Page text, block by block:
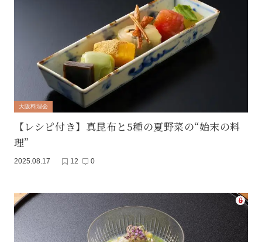
大阪料理会
【レシピ付き】真昆布と5種の夏野菜の“始末の料
理”
2025.08.17 12 0